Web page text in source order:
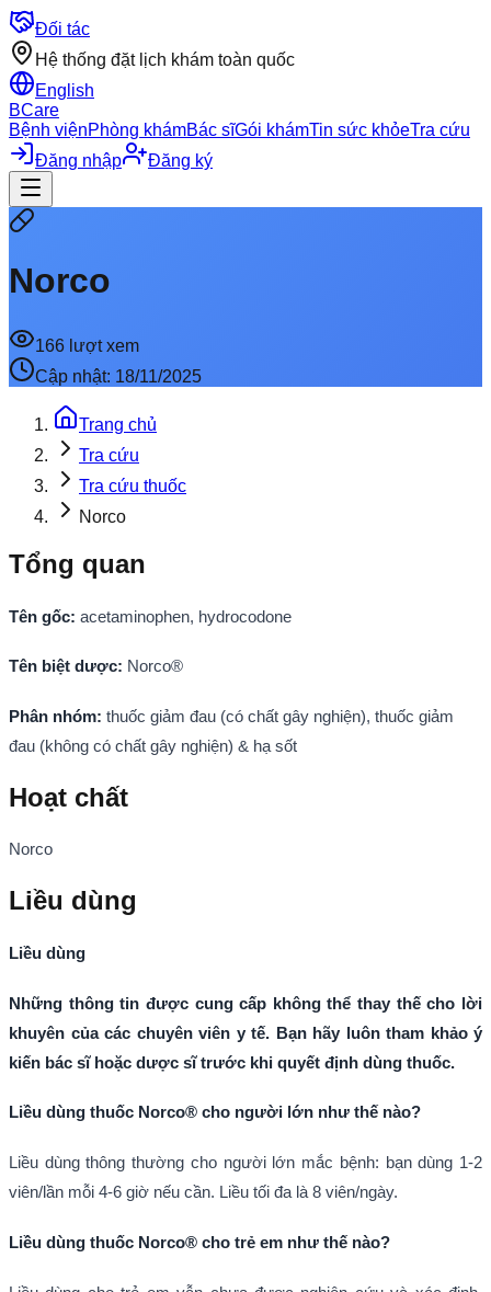
Đối tác
Hệ thống đặt lịch khám toàn quốc
English
BCare
Bệnh việnPhòng khámBác sĩGói khámTin sức khỏeTra cứu
Đăng nhập
Đăng ký
Norco
166 lượt xem
Cập nhật: 18/11/2025
Trang chủ
Tra cứu
Tra cứu thuốc
Norco
Tổng quan
Tên gốc: acetaminophen, hydrocodone
Tên biệt dược: Norco®
Phân nhóm: thuốc giảm đau (có chất gây nghiện), thuốc giảm
đau (không có chất gây nghiện) & hạ sốt
Hoạt chất
Norco
Liều dùng
Liều dùng
Những thông tin được cung cấp không thể thay thế cho lời
khuyên của các chuyên viên y tế. Bạn hãy luôn tham khảo ý
kiến bác sĩ hoặc dược sĩ trước khi quyết định dùng thuốc.
Liều dùng thuốc Norco® cho người lớn như thế nào?
Liều dùng thông thường cho người lớn mắc bệnh: bạn dùng 1-2
viên/lần mỗi 4-6 giờ nếu cần. Liều tối đa là 8 viên/ngày.
Liều dùng thuốc Norco® cho trẻ em như thế nào?